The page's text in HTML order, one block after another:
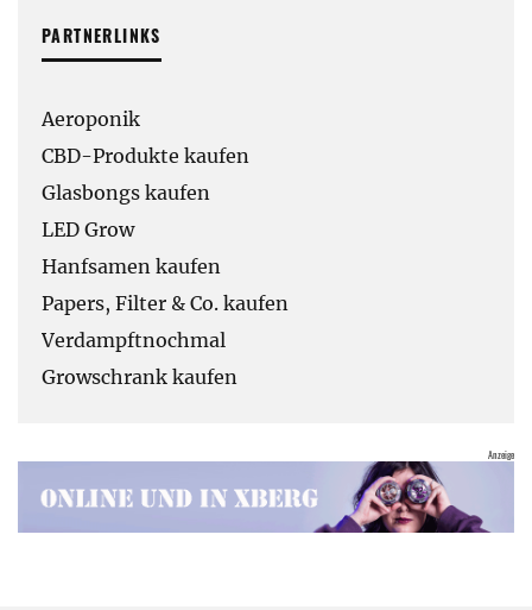
PARTNERLINKS
Aeroponik
CBD-Produkte kaufen
Glasbongs kaufen
LED Grow
Hanfsamen kaufen
Papers, Filter & Co. kaufen
Verdampftnochmal
Growschrank kaufen